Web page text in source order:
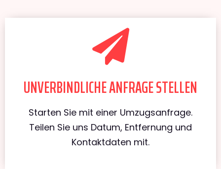
UNVERBINDLICHE ANFRAGE STELLEN
Starten Sie mit einer Umzugsanfrage.
Teilen Sie uns Datum, Entfernung und
Kontaktdaten mit.